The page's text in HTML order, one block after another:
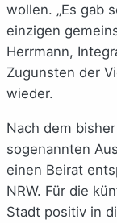
wollen. „Es gab
einzigen
Herrmann,
Zugunsten der
wieder.
Nach dem
sogenannten
einen Beirat
NRW. Für die
Stadt positiv in